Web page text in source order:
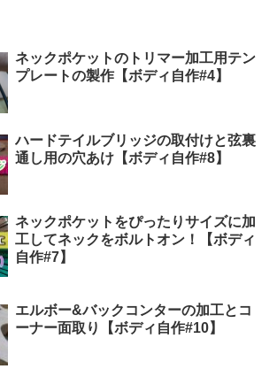
ネックポケットのトリマー加工用テン
プレートの製作【ボディ自作#4】
ハードテイルブリッジの取付けと弦裏
通し用の穴あけ【ボディ自作#8】
ネックポケットをぴったりサイズに加
工してネックをボルトオン！【ボディ
自作#7】
エルボー&バックコンターの加工とコ
ーナー面取り【ボディ自作#10】